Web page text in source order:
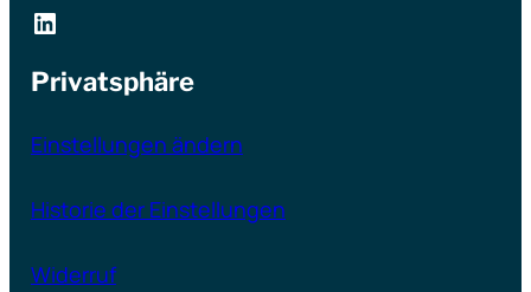
LinkedIn
Privatsphäre
Einstellungen ändern
Historie der Einstellungen
Widerruf